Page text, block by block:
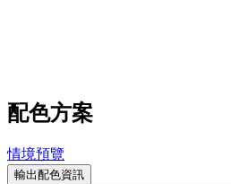
配色方案
情境預覽
輸出配色資訊